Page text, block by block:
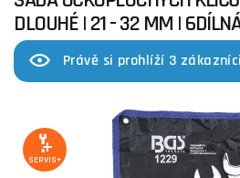
DLOUHÉ | 21 - 32 MM | 6DÍLNÁ
Právě si prohlíží 3 zákazníci
SERVIS+